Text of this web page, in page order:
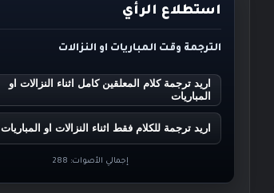
استطلاع الرأي
الترجمة وقت المباريات او النزالات
اريد ترجمة كلام المعلقين كامل اثناء النزالات او
المباريات
اريد ترجمة للكلام فقط اثناء النزالات او المباريات
إجمالي الأصوات: 288